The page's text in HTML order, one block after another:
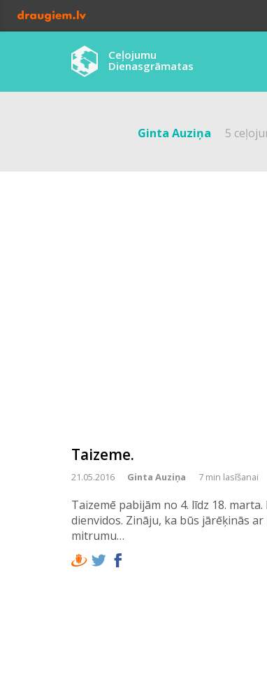
Ceļojumu
Dienasgrāmatas
Ginta Auziņa 5
Taizeme.
21.05.2016 Ginta Auziņa 7 min lasīšanai
Taizemē pabijām no 4. līdz 18.
dienvidos. Zināju, ka būs jārēķinās
mitrumu…